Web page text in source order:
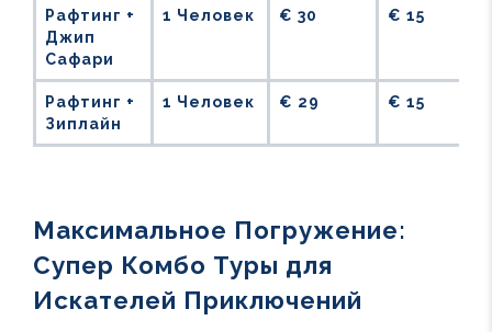
Рафтинг +
Джип
Сафари
1 Человек € 30 € 15
Рафтинг +
Зиплайн
1 Человек € 29 € 15
Максимальное Погружение:
Супер Комбо Туры для
Искателей Приключений